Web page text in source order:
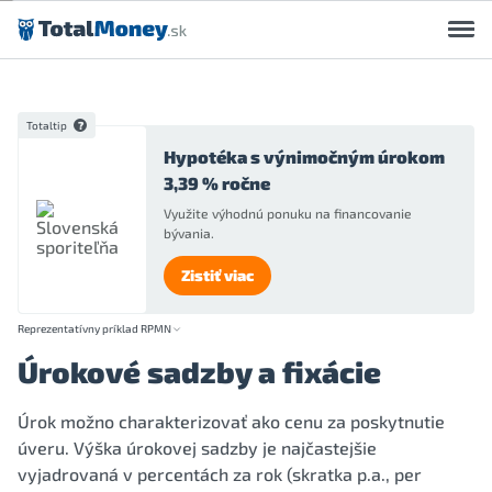
Preskočiť na obsah
Totaltip
Hypotéka s výnimočným úrokom
3,39 % ročne
Využite výhodnú ponuku na financovanie
bývania.
Zistiť viac
Reprezentatívny príklad RPMN
Úrokové sadzby a fixácie
Úrok možno charakterizovať ako cenu za poskytnutie
úveru. Výška úrokovej sadzby je najčastejšie
vyjadrovaná v percentách za rok (skratka p.a., per